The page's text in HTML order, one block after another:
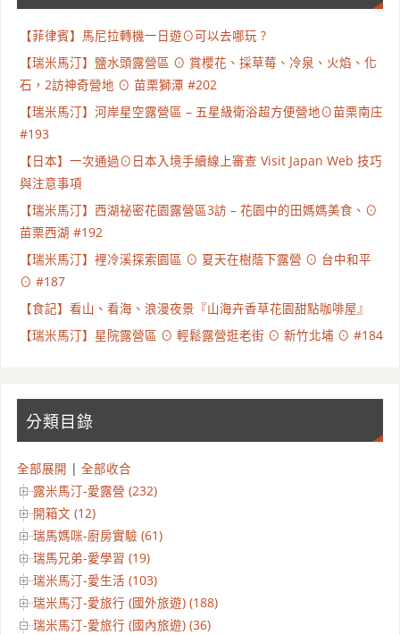
【菲律賓】馬尼拉轉機一日遊⊙可以去哪玩 ?
【瑞米馬汀】鹽水頭露營區 ⊙ 賞櫻花、採草莓、冷泉、火焰、化
石，2訪神奇營地 ⊙ 苗栗獅潭 #202
【瑞米馬汀】河岸星空露營區 – 五星級衛浴超方便營地⊙苗栗南庄
#193
【日本】一次通過⊙日本入境手續線上審查 Visit Japan Web 技巧
與注意事項
【瑞米馬汀】西湖祕密花園露營區3訪 – 花園中的田媽媽美食、⊙
苗栗西湖 #192
【瑞米馬汀】裡冷溪探索園區 ⊙ 夏天在樹蔭下露營 ⊙ 台中和平
⊙ #187
【食記】看山、看海、浪漫夜景『山海卉香草花園甜點咖啡屋』
【瑞米馬汀】星院露營區 ⊙ 輕鬆露營逛老街 ⊙ 新竹北埔 ⊙ #184
分類目錄
全部展開 | 全部收合
露米馬汀-愛露營 (232)
開箱文 (12)
瑞馬媽咪-廚房實驗 (61)
瑞馬兄弟-愛學習 (19)
瑞米馬汀-愛生活 (103)
瑞米馬汀-愛旅行 (國外旅遊) (188)
瑞米馬汀-愛旅行 (國內旅遊) (36)